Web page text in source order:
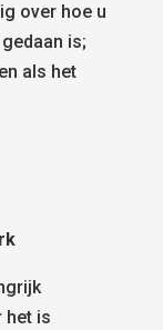
over hoe u
is;
als het
het is